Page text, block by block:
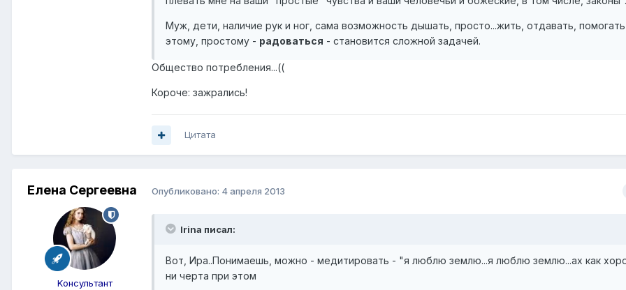
Муж, дети, наличие рук и ног, сама возможность дышать, просто...жить, отдавать,
этому, простому - радоваться - становится сложной задачей.
Общество потребления...((
Короче: зажрались!
Цитата
Елена Сергеевна
Kонсультант
Опубликовано: 4 апреля 2013
Irina писал:
Вот, Ира..Понимаешь, можно - медитировать - "я люблю землю...я люблю землю...ах как
ни черта при этом